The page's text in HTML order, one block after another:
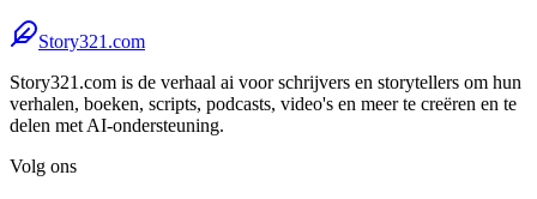
Story321.com
Story321.com is de verhaal ai voor schrijvers en storytellers om hun
verhalen, boeken, scripts, podcasts, video's en meer te creëren en te
delen met AI-ondersteuning.
Volg ons